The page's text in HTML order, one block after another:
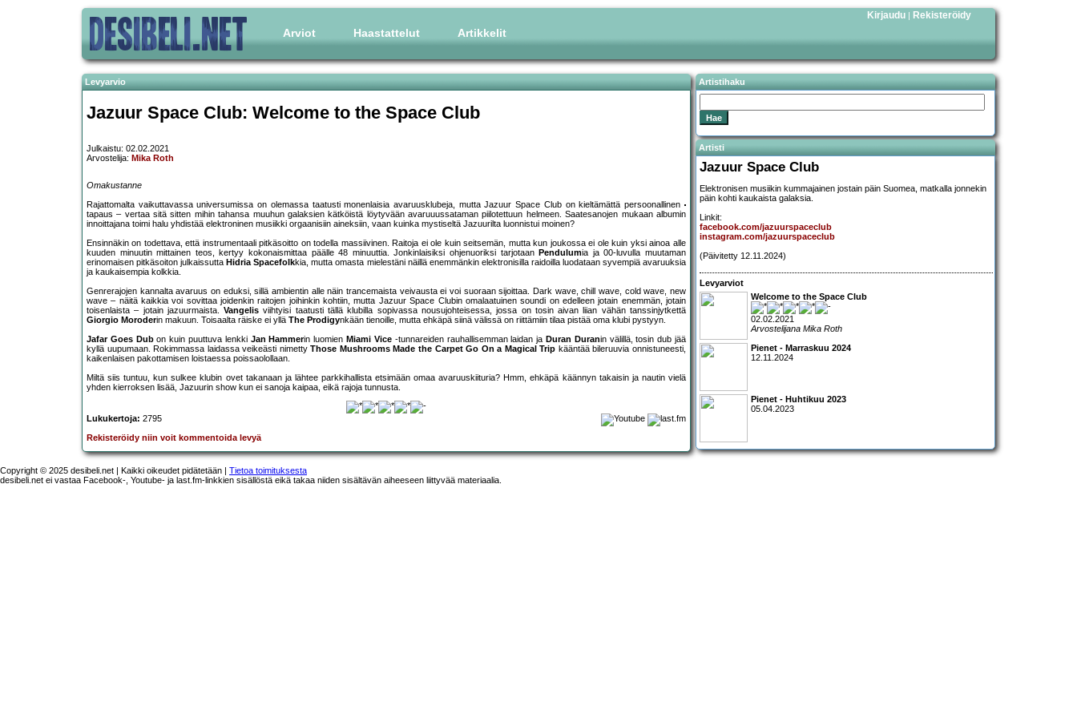
Arviot Haastattelut Artikkelit
Kirjaudu | Rekisteröidy
Levyarvio
Jazuur Space Club: Welcome to the Space Club
Julkaistu: 02.02.2021
Arvostelija: Mika Roth
Omakustanne
Rajattomalta vaikuttavassa universumissa on olemassa taatusti monenlaisia avaruusklubeja, mutta Jazuur Space Club on kieltämättä persoonallinen
tapaus – vertaa sitä sitten mihin tahansa muuhun galaksien kätköistä löytyvään avaruuussataman piilotettuun helmeen. Saatesanojen mukaan albumin
innoittajana toimi halu yhdistää elektroninen musiikki orgaanisiin aineksiin, vaan kuinka mystiseltä Jazuurilta luonnistui moinen?
Ensinnäkin on todettava, että instrumentaali pitkäsoitto on todella massiivinen. Raitoja ei ole kuin seitsemän, mutta kun joukossa ei ole kuin yksi ainoa alle
kuuden minuutin mittainen teos, kertyy kokonaismittaa päälle 48 minuuttia. Jonkinlaisiksi ohjenuoriksi tarjotaan Pendulumia ja 00-luvulla muutaman
erinomaisen pitkäsoiton julkaissutta Hidria Spacefolkkia, mutta omasta mielestäni näillä enemmänkin elektronisilla raidoilla luodataan syvempiä avaruuksia
ja kaukaisempia kolkkia.
Genrerajojen kannalta avaruus on eduksi, sillä ambientin alle näin trancemaista veivausta ei voi suoraan sijoittaa. Dark wave, chill wave, cold wave, new
wave – näitä kaikkia voi sovittaa joidenkin raitojen joihinkin kohtiin, mutta Jazuur Space Clubin omalaatuinen soundi on edelleen jotain enemmän, jotain
toisenlaista – jotain jazuurmaista.Vangelis viihtyisi taatusti tällä klubilla sopivassa nousujohteisessa, jossa on tosin aivan liian vähän tanssinjytkettä
Giorgio Moroderin makuun. Toisaalta räiske ei yllä The Prodigynkään tienoille, mutta ehkäpä siinä välissä on riittämiin tilaa pistää oma klubi pystyyn.
Jafar Goes Dubon kuin puuttuva lenkki Jan Hammerin luomien Miami Vice-tunnareiden rauhallisemman laidan ja Duran Duranin välillä, tosin dub jää
kyllä uupumaan. Rokimmassa laidassa veikeästi nimettyThose Mushrooms Made the Carpet Go On a Magical Trip kääntää bileruuvia onnistuneesti,
kaikenlaisen pakottamisen loistaessa poissaolollaan.
Miltä siis tuntuu, kun sulkee klubin ovet takanaan ja lähtee parkkihallista etsimään omaa avaruuskiituria? Hmm, ehkäpä käännyn takaisin ja nautin vielä
yhden kierroksen lisää, Jazuurin show kun ei sanoja kaipaa, eikä rajoja tunnusta.
Lukukertoja: 2795
Rekisteröidy niin voit kommentoida levyä
Artistihaku
Artisti
Jazuur Space Club
Elektronisen musiikin kummajainen jostain päin Suomea, matkalla jonnekin
päin kohti kaukaista galaksia.
Linkit:
facebook.com/jazuurspaceclub
instagram.com/jazuurspaceclub
(Päivitetty 12.11.2024)
Levyarviot
Welcome to the Space Club
02.02.2021
Arvostelijana Mika Roth
Pienet - Marraskuu 2024
12.11.2024
Pienet - Huhtikuu 2023
05.04.2023
Copyright © 2025 desibeli.net | Kaikki oikeudet pidätetään | Tietoa toimituksesta
desibeli.net ei vastaa Facebook-, Youtube- ja last.fm-linkkien sisällöstä eikä takaa niiden sisältävän aiheeseen liittyvää materiaalia.